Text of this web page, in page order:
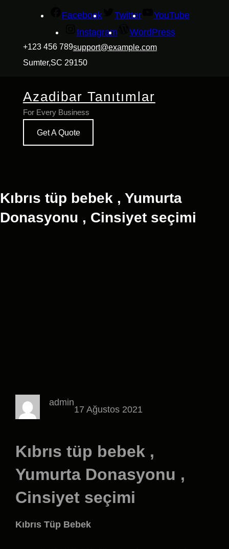
Facebook Twitter
YouTube
Instagram
WordPress
+123 456 789support@example.com
Sumter,SC 29150
Azadibar Tanıtımlar
For Every Business
Get A Quote
Kıbrıs tüp bebek , Yumurta
Donasyonu , Cinsiyet seçimi
admin
17 Ağustos 2021
Kıbrıs tüp bebek ,
Yumurta Donasyonu ,
Cinsiyet seçimi
Kıbrıs Tüp Bebek